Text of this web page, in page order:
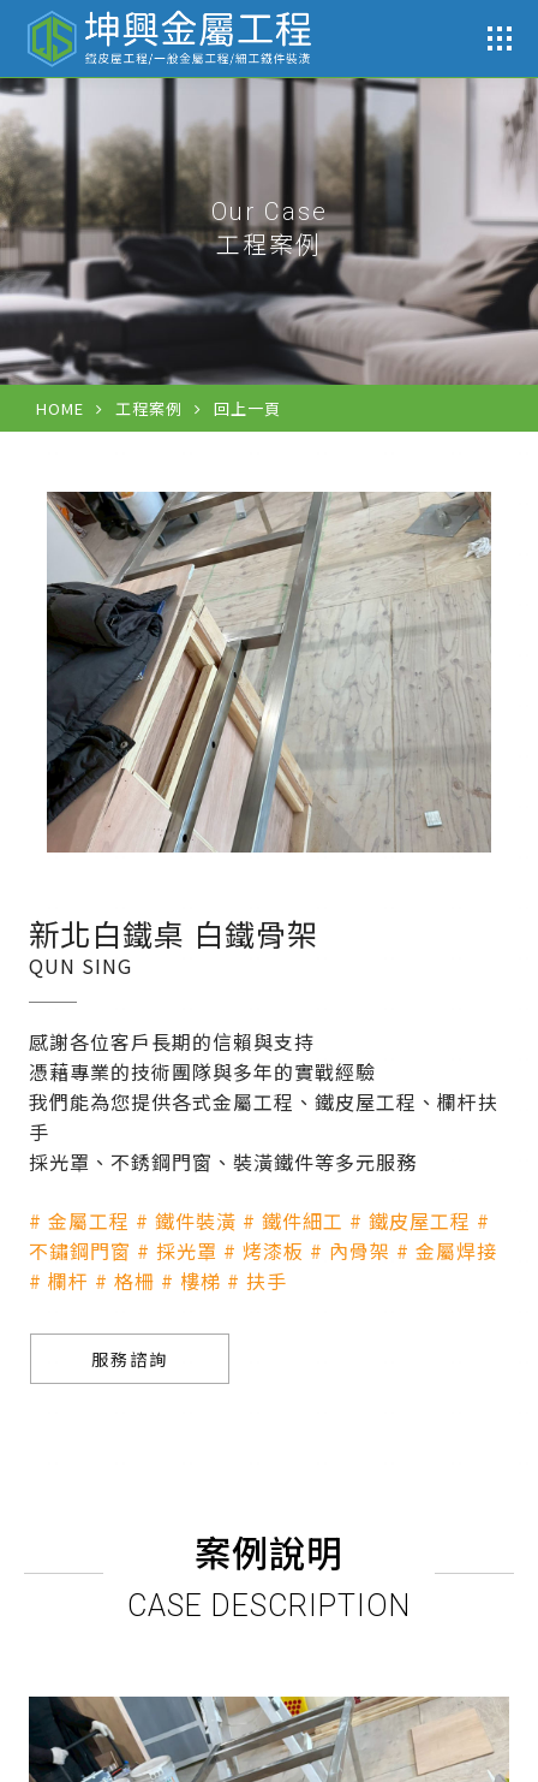
Our Case
工程案例
HOME 工程案例 回上一頁
新北白鐵桌 白鐵骨架
QUN SING
感謝各位客戶長期的信賴與支持
憑藉專業的技術團隊與多年的實戰經驗
我們能為您提供各式金屬工程、鐵皮屋工程、欄杆扶
手
採光罩、不銹鋼門窗、裝潢鐵件等多元服務
# 金屬工程 # 鐵件裝潢 # 鐵件細工 # 鐵皮屋工程 #
不鏽鋼門窗 # 採光罩 # 烤漆板 # 內骨架 # 金屬焊接
# 欄杆 # 格柵 # 樓梯 # 扶手
服務諮詢
案例說明
CASE DESCRIPTION